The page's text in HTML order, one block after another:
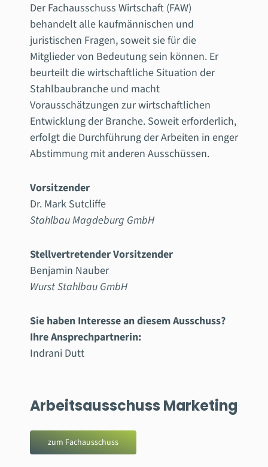
Der Fachausschuss Wirtschaft (FAW)
behandelt alle kaufmännischen und
juristischen Fragen, soweit sie für die
Mitglieder von Bedeutung sein können. Er
beurteilt die wirtschaftliche Situation der
Stahlbaubranche und macht
Vorausschätzungen zur wirtschaftlichen
Entwicklung der Branche. Soweit erforderlich,
erfolgt die Durchführung der Arbeiten in enger
Abstimmung mit anderen Ausschüssen.
Vorsitzender
Dr. Mark Sutcliffe
Stahlbau Magdeburg GmbH
Stellvertretender Vorsitzender
Benjamin Nauber
Wurst Stahlbau GmbH
Sie haben Interesse an diesem Ausschuss?
Ihre Ansprechpartnerin:
Indrani Dutt
Arbeitsausschuss Marketing
zum Fachausschuss